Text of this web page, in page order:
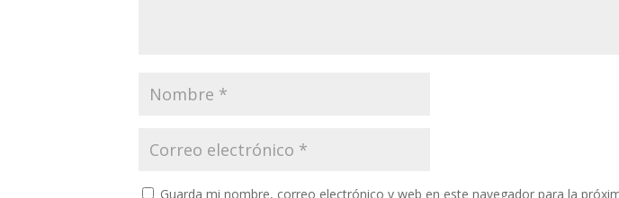
Guarda mi nombre, correo electrónico y web en este navegador para la